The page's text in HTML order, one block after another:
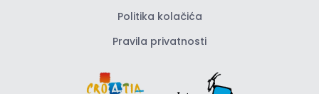
Politika kolačića
Pravila privatnosti